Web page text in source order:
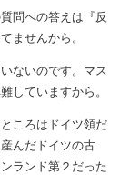
問への答えは『反
ませんから。
ないのです。マス
していますから。
ころはドイツ領だ
んだドイツの古
ランド第２だった